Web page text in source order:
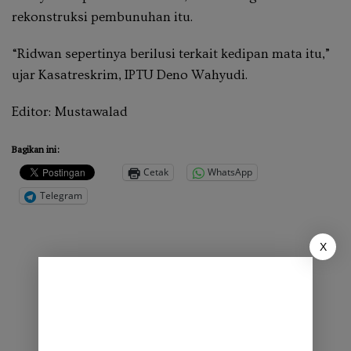
rekonstruksi pembunuhan itu.
“Ridwan sepertinya berilusi terkait kedipan mata itu,”
ujar Kasatreskrim, IPTU Deno Wahyudi.
Editor: Mustawalad
Bagikan ini:
Cetak
WhatsApp
Telegram
X